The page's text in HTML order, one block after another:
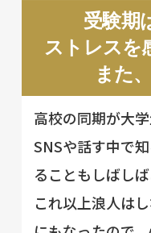
受験期
ストレスを
また
高校の同期が大
SNSや話す中で
ることもしばし
これ以上浪人は